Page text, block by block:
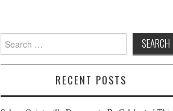
Search
for:
RECENT POSTS